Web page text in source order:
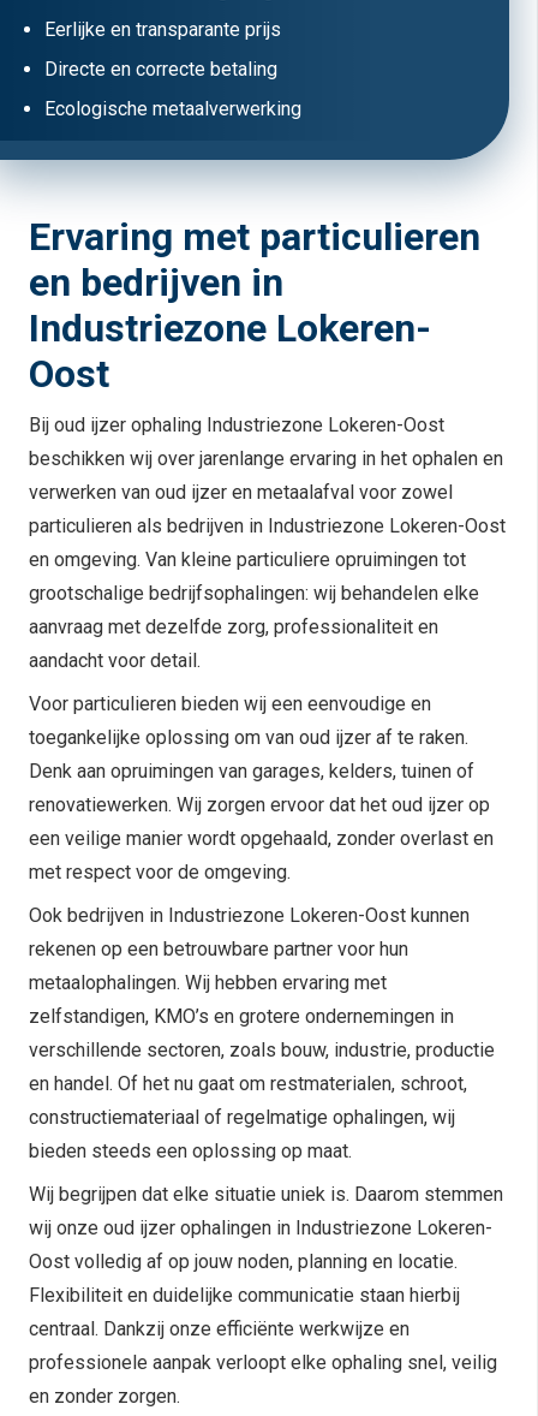
Eerlijke en transparante prijs
Directe en correcte betaling
Ecologische metaalverwerking
Ervaring met particulieren
en bedrijven in
Industriezone Lokeren-
Oost
Bij oud ijzer ophaling Industriezone Lokeren-Oost
beschikken wij over jarenlange ervaring in het ophalen en
verwerken van oud ijzer en metaalafval voor zowel
particulieren als bedrijven in Industriezone Lokeren-Oost
en omgeving. Van kleine particuliere opruimingen tot
grootschalige bedrijfsophalingen: wij behandelen elke
aanvraag met dezelfde zorg, professionaliteit en
aandacht voor detail.
Voor particulieren bieden wij een eenvoudige en
toegankelijke oplossing om van oud ijzer af te raken.
Denk aan opruimingen van garages, kelders, tuinen of
renovatiewerken. Wij zorgen ervoor dat het oud ijzer op
een veilige manier wordt opgehaald, zonder overlast en
met respect voor de omgeving.
Ook bedrijven in Industriezone Lokeren-Oost kunnen
rekenen op een betrouwbare partner voor hun
metaalophalingen. Wij hebben ervaring met
zelfstandigen, KMO’s en grotere ondernemingen in
verschillende sectoren, zoals bouw, industrie, productie
en handel. Of het nu gaat om restmaterialen, schroot,
constructiemateriaal of regelmatige ophalingen, wij
bieden steeds een oplossing op maat.
Wij begrijpen dat elke situatie uniek is. Daarom stemmen
wij onze oud ijzer ophalingen in Industriezone Lokeren-
Oost volledig af op jouw noden, planning en locatie.
Flexibiliteit en duidelijke communicatie staan hierbij
centraal. Dankzij onze efficiënte werkwijze en
professionele aanpak verloopt elke ophaling snel, veilig
en zonder zorgen.